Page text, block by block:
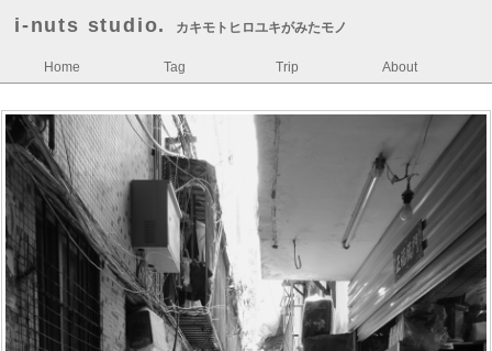
i-nuts studio. カキモトヒロユキがみたモノ
Home Tag Trip About